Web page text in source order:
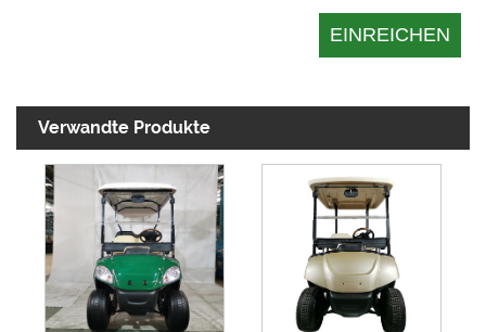
Verwandte Produkte